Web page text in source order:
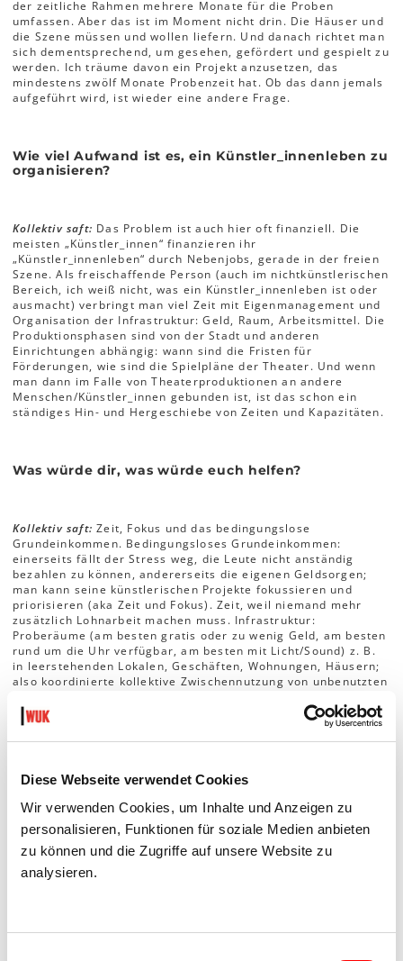
Diese Webseite verwendet Cookies
Wir verwenden Cookies, um Inhalte und Anzeigen zu
personalisieren, Funktionen für soziale Medien anbieten
zu können und die Zugriffe auf unsere Website zu
analysieren.
der zeitliche Rahmen mehrere Monate für die Proben
umfassen. Aber das ist im Moment nicht drin. Die Häuser und
die Szene müssen und wollen liefern. Und danach richtet man
sich dementsprechend, um gesehen, gefördert und gespielt zu
werden. Ich träume davon ein Projekt anzusetzen, das
mindestens zwölf Monate Probenzeit hat. Ob das dann jemals
aufgeführt wird, ist wieder eine andere Frage.
Wie viel Aufwand ist es, ein Künstler_innenleben zu
organisieren?
Kollektiv saft: Das Problem ist auch hier oft finanziell. Die
meisten „Künstler_innen“ finanzieren ihr
„Künstler_innenleben“ durch Nebenjobs, gerade in der freien
Szene. Als freischaffende Person (auch im nichtkünstlerischen
Bereich, ich weiß nicht, was ein Künstler_innenleben ist oder
ausmacht) verbringt man viel Zeit mit Eigenmanagement und
Organisation der Infrastruktur: Geld, Raum, Arbeitsmittel. Die
Produktionsphasen sind von der Stadt und anderen
Einrichtungen abhängig: wann sind die Fristen für
Förderungen, wie sind die Spielpläne der Theater. Und wenn
man dann im Falle von Theaterproduktionen an andere
Menschen/Künstler_innen gebunden ist, ist das schon ein
ständiges Hin- und Hergeschiebe von Zeiten und Kapazitäten.
Was würde dir, was würde euch helfen?
Kollektiv saft: Zeit, Fokus und das bedingungslose
Grundeinkommen. Bedingungsloses Grundeinkommen:
einerseits fällt der Stress weg, die Leute nicht anständig
bezahlen zu können, andererseits die eigenen Geldsorgen;
man kann seine künstlerischen Projekte fokussieren und
priorisieren (aka Zeit und Fokus). Zeit, weil niemand mehr
zusätzlich Lohnarbeit machen muss. Infrastruktur:
Proberäume (am besten gratis oder zu wenig Geld, am besten
rund um die Uhr verfügbar, am besten mit Licht/Sound) z. B.
in leerstehenden Lokalen, Geschäften, Wohnungen, Häusern;
also koordinierte kollektive Zwischennutzung von unbenutzten
staatliche Kinderbetreuung. Mehr Kassenplätze für
Psychotherapie. Nicht nur für Künstler_innen. Ein System, das
weniger auf Leistung, Druck und Geld aufbaut – oder
antikapitalistisches, antineoliberales, antisexistisches,
antirassistisches neues System hinzuarbeiten. Wir versuchen
mit unserer Arbeitsweise gezielt gegen das Bild vom
leidenden, sich für die Kunst aufopfernden Künstler (sic), dem
in der Überarbeitung das Beste rausgepresst wird,
anzugehen. Tatsächlich ist es aber schwierig, sich dem
ständigen Leistungsdruck zu entziehen.